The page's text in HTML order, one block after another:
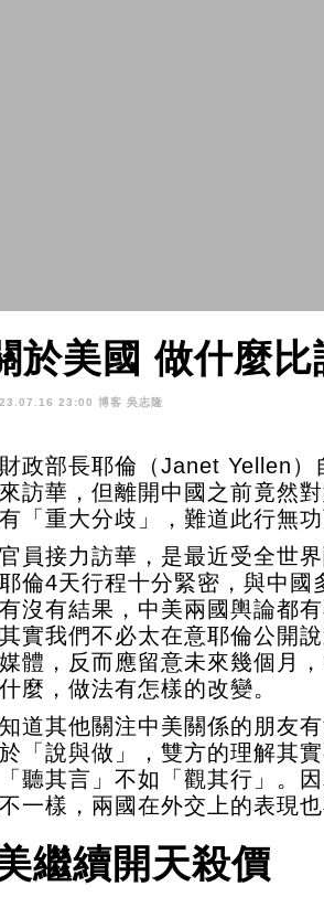
於美國 做什麼
23:00 博客 吳志隆
政部長耶倫（Janet Yellen
訪華，但離開中國之前竟然
「重大分歧」，難道此行無功
員接力訪華，是最近受全世
倫4天行程十分緊密，與中國
沒有結果，中美兩國輿論都
實我們不必太在意耶倫公開
體，反而應留意未來幾個月
麼，做法有怎樣的改變。
道其他關注中美關係的朋友
「說與做」，雙方的理解其
聽其言」不如「觀其行」。
一樣，兩國在外交上的表現也
繼續開天殺價